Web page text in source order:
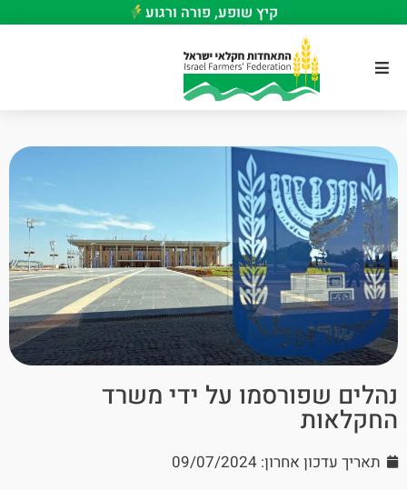
קיץ שופע, פורה ורגוע
נהלים שפורסמו על ידי משרד
החקלאות
תאריך עדכון אחרון: 09/07/2024